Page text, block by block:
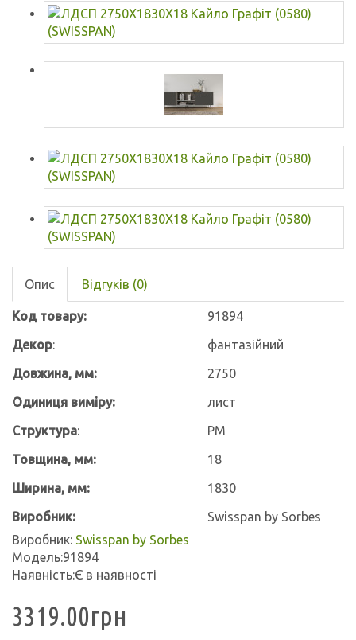
Опис Відгуків (0)
Код товару:
91894
Декор:
фантазійний
Довжина, мм:
2750
Одиниця виміру:
лист
Структура:
PM
Товщина, мм:
18
Ширина, мм:
1830
Виробник:
Swisspan by Sorbes
Виробник: Swisspan by Sorbes
Модель:91894
Наявність:Є в наявності
3319.00грн